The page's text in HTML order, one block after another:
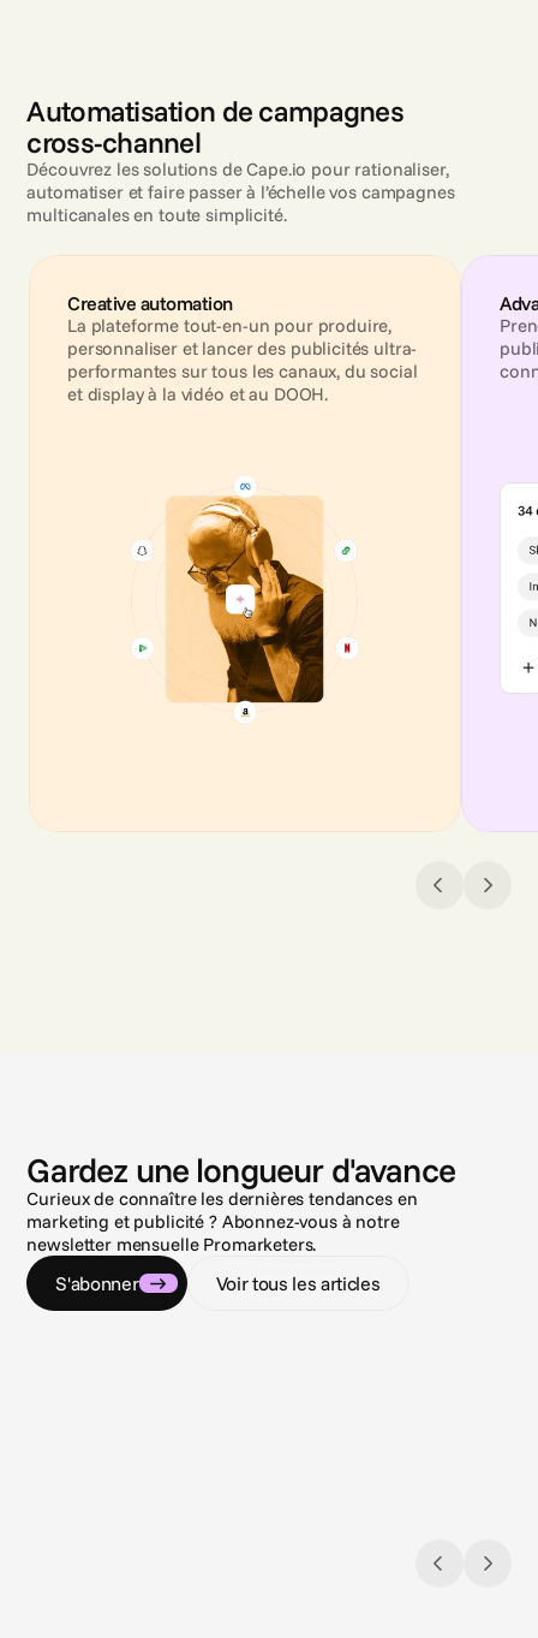
Automatisation de campagnes
cross-channel
Découvrez les solutions de Cape.io pour rationaliser,
automatiser et faire passer à l’échelle vos campagnes
multicanales en toute simplicité.
Creative automation
La plateforme tout-en-un pour produire,
personnaliser et lancer des publicités ultra-
performantes sur tous les canaux, du social
et display à la vidéo et au DOOH.
N v
Gardez une longueur d'avance
Curieux de connaître les dernières tendances en
marketing et publicité ? Abonnez-vous à notre
newsletter mensuelle Promarketers.
S'abonner Voir tous les articles